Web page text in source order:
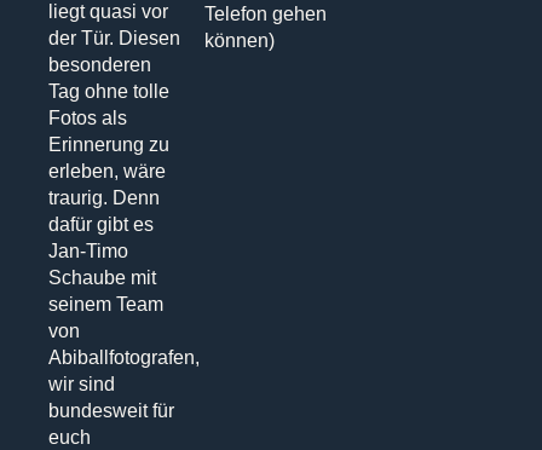
liegt quasi vor
der Tür. Diesen
besonderen
Tag ohne tolle
Fotos als
Erinnerung zu
erleben, wäre
traurig. Denn
dafür gibt es
Jan-Timo
Schaube mit
seinem Team
von
Abiballfotografen,
wir sind
bundesweit für
euch
Telefon gehen
können)